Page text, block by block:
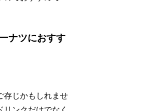
ナツにおすす
存じかもしれませ